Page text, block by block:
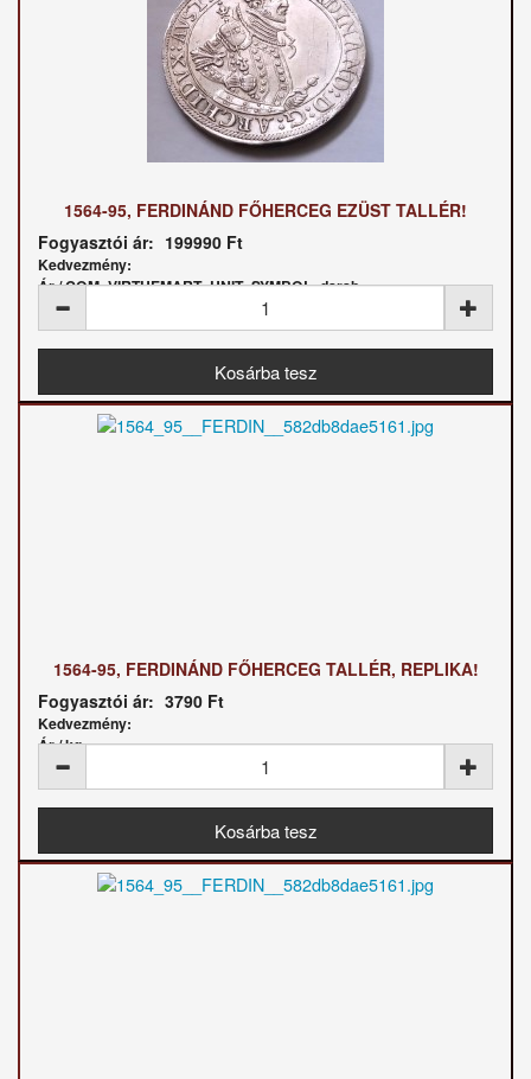
1564-95, FERDINÁND FŐHERCEG EZÜST TALLÉR!
Fogyasztói ár: 199990 Ft
Kedvezmény:
Ár / COM_VIRTUEMART_UNIT_SYMBOL_darab:
1564-95, FERDINÁND FŐHERCEG TALLÉR, REPLIKA!
Fogyasztói ár: 3790 Ft
Kedvezmény:
Ár / kg: